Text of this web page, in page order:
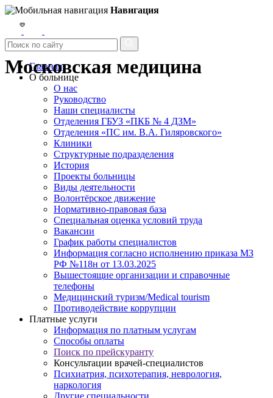
Московская медицина
Навигация
Главная
О больнице
О нас
Руководство
Наши специалисты
Отделения ГБУЗ «ПКБ № 4 ДЗМ»
Отделения «ПС им. В.А. Гиляровского»
Клиники
Структурные подразделения
История
Проекты больницы
Виды деятельности
Волонтёрское движение
Нормативно-правовая база
Специальная оценка условий труда
Вакансии
График работы специалистов
Информация согласно исполнению приказа МЗ
РФ №118н от 13.03.2025
Вышестоящие организации и справочные
телефоны
Медицинский туризм/Medical tourism
Противодействие коррупции
Платные услуги
Информация по платным услугам
Способы оплаты
Поиск по прейскуранту
Консультации врачей-специалистов
Психиатрия, психотерапия, неврология,
наркология
Другие специальности